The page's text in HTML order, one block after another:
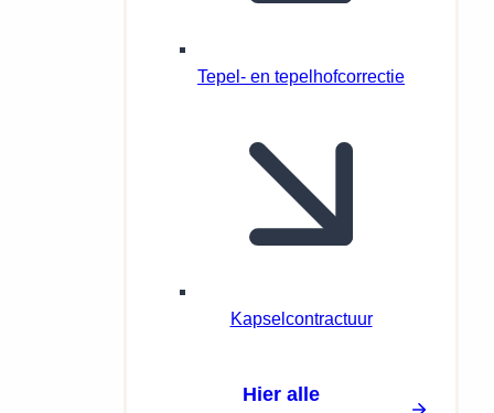
Tepel- en tepelhofcorrectie
Kapselcontractuur
Hier alle